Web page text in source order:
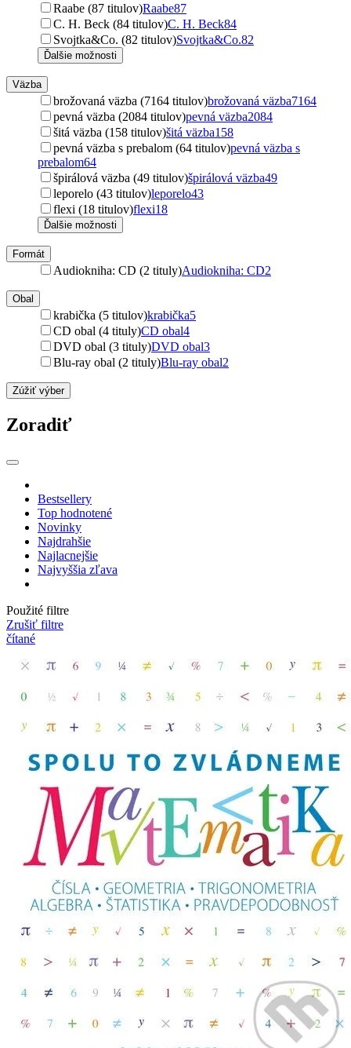
Raabe (87 titulov)Raabe87
C. H. Beck (84 titulov)C. H. Beck84
Svojtka&Co. (82 titulov)Svojtka&Co.82
Ďalšie možnosti
Väzba
brožovaná väzba (7164 titulov)brožovaná väzba7164
pevná väzba (2084 titulov)pevná väzba2084
šitá väzba (158 titulov)šitá väzba158
pevná väzba s prebalom (64 titulov)pevná väzba s
prebalom64
špirálová väzba (49 titulov)špirálová väzba49
leporelo (43 titulov)leporelo43
flexi (18 titulov)flexi18
Ďalšie možnosti
Formát
Audiokniha: CD (2 tituly)Audiokniha: CD2
Obal
krabička (5 titulov)krabička5
CD obal (4 tituly)CD obal4
DVD obal (3 tituly)DVD obal3
Blu-ray obal (2 tituly)Blu-ray obal2
Zúžiť výber
Zoradiť
Bestsellery
Top hodnotené
Novinky
Najdrahšie
Najlacnejšie
Najvyššia zľava
Použité filtre
Zrušiť filtre
čítané